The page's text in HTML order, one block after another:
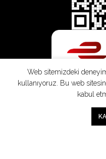
Web sitemizdeki
kullanıyoruz. Bu web
kabul